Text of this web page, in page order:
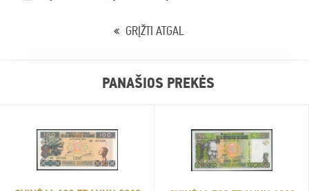
GRĮŽTI ATGAL
PANAŠIOS PREKĖS